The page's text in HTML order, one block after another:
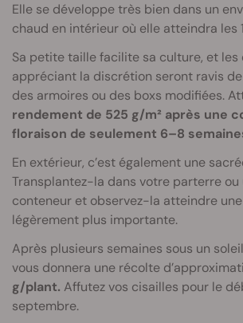
Elle se développe très bien dans un
chaud en intérieur où elle atteindra les
Sa petite taille facilite sa culture, et
appréciant la discrétion seront ravis
des armoires ou des boxs modifiées.
rendement de 525 g/m² après une
floraison de seulement 6–8
En extérieur, c’est également une
Transplantez-la dans votre parterre ou
conteneur et observez-la atteindre
légèrement plus importante.
Après plusieurs semaines sous un
vous donnera une récolte
g/plant. Affutez vos cisailles pour le
septembre.